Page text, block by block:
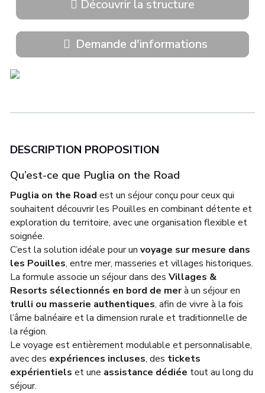
Découvrir la structure
Demande d'informations
DESCRIPTION PROPOSITION
Qu’est-ce que Puglia on the Road
Puglia on the Road est un séjour conçu pour ceux qui
souhaitent découvrir les Pouilles en combinant détente et
exploration du territoire, avec une organisation flexible et
soignée.
C’est la solution idéale pour un voyage sur mesure dans
les Pouilles, entre mer, masseries et villages historiques.
La formule associe un séjour dans des Villages &
Resorts sélectionnés en bord de merà un séjour en
trulli ou masserie authentiques, afin de vivre à la fois
l’âme balnéaire et la dimension rurale et traditionnelle de
la région.
Le voyage est entièrement modulable et personnalisable,
avec des expériences incluses, des tickets
expérientiels et une assistance dédiée tout au long du
séjour.